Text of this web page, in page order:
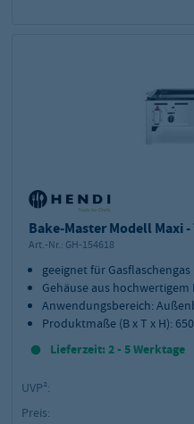
Bake-Master Modell Maxi
Art.-Nr.: GH-154618
geeignet für
Gehäuse aus hochwertigem
Anwendungsbereich:
Produktmaße (B x T x H):
Lieferzeit: 2 - 5 Werktage
UVP²:
Preis: